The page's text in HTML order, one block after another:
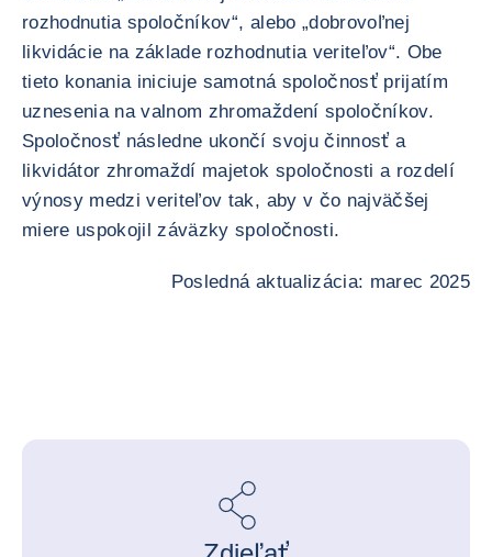
rozhodnutia spoločníkov“, alebo „dobrovoľnej
likvidácie na základe rozhodnutia veriteľov“. Obe
tieto konania iniciuje samotná spoločnosť prijatím
uznesenia na valnom zhromaždení spoločníkov.
Spoločnosť následne ukončí svoju činnosť a
likvidátor zhromaždí majetok spoločnosti a rozdelí
výnosy medzi veriteľov tak, aby v čo najväčšej
miere uspokojil záväzky spoločnosti.
Posledná aktualizácia: marec 2025